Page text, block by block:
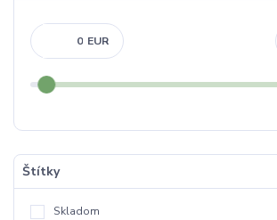
EUR
Štítky
Skladom